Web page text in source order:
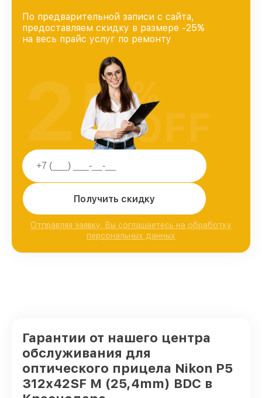
По предварительной записи с сайта,
предоставляем скидку в размере -25%
на весь прайс услуг по ремонту
Получить скидку
Отправляя заявку, Вы соглашаетесь на обработку
персональных данных
25%
OFF
Гарантии от нашего центра
обслуживания для
оптического прицела Nikon P5
312x42SF M (25,4mm) BDC в